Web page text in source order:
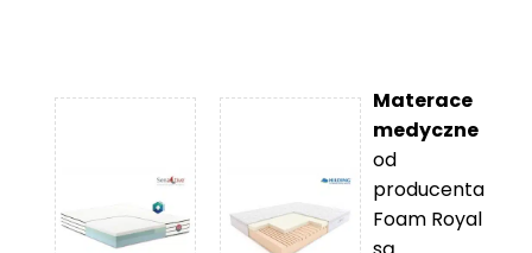
Materace
medyczne
od
producenta
Foam Royal